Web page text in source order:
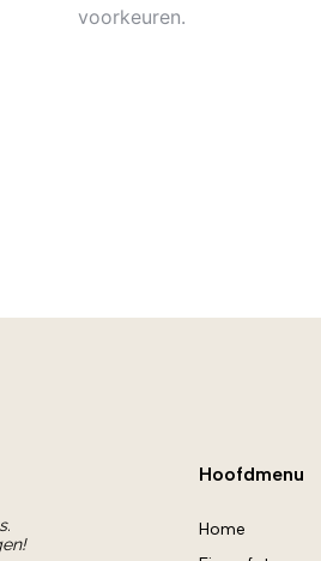
voorkeuren.
Hoofdmenu
Home